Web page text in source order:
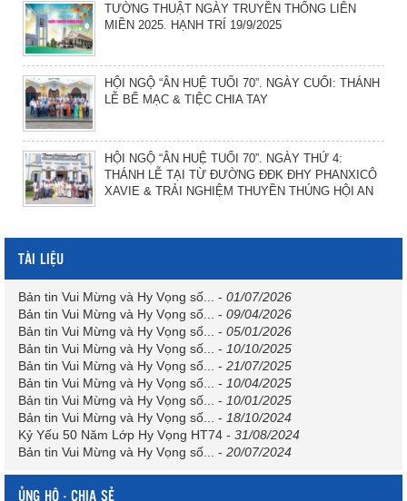
TƯỜNG THUẬT NGÀY TRUYỀN THỐNG LIÊN
MIỀN 2025. HẠNH TRÍ 19/9/2025
HỘI NGỘ “ÂN HUỆ TUỔI 70”. NGÀY CUỐI: THÁNH
LỄ BẾ MẠC & TIỆC CHIA TAY
HỘI NGỘ “ÂN HUỆ TUỔI 70”. NGÀY THỨ 4:
THÁNH LỄ TẠI TỪ ĐƯỜNG ĐĐK ĐHY PHANXICÔ
XAVIE & TRẢI NGHIỆM THUYỀN THÚNG HỘI AN
TÀI LIỆU
Bản tin Vui Mừng và Hy Vọng số... - 01/07/2026
Bản tin Vui Mừng và Hy Vọng số...
- 09/04/2026
Bản tin Vui Mừng và Hy Vọng số...
- 05/01/2026
Bản tin Vui Mừng và Hy Vọng số...
- 10/10/2025
Bản tin Vui Mừng và Hy Vọng số...
- 21/07/2025
Bản tin Vui Mừng và Hy Vọng số...
- 10/04/2025
Bản tin Vui Mừng và Hy Vọng số...
- 10/01/2025
Bản tin Vui Mừng và Hy Vọng số...
- 18/10/2024
Kỷ Yếu 50 Năm Lớp Hy Vọng HT74 - 31/08/2024
Bản tin Vui Mừng và Hy Vọng số...
- 20/07/2024
ỦNG HỘ - CHIA SẺ